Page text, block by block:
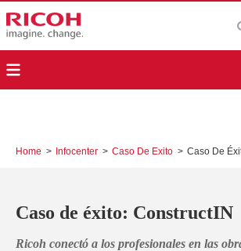
Home > Infocenter > Caso De Exito > Caso De
Caso de éxito: ConstructIN
Ricoh conectó a los profesionales en las